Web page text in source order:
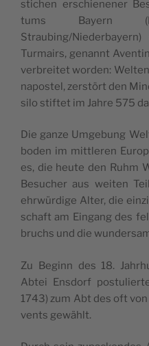
stichen erschienen­er
tums Bay­ern
Straubing/
Tur­mairs, genan­nt
ver­bre­it­et wor­den:
na­pos­tel, zer­stört den
si­lo stiftet im Jahre 575
Die ganze Umge­bung
bo­den im mit­tleren
es, die heute den Ruhm
Besuch­er aus weit­en
ehrwürdi­ge Alter, die
schaft am Ein­gang des
bruchs und die
Zu Beginn des 18.
Abtei Ens­dorf
1743) zum Abt des oft
vents gewählt.